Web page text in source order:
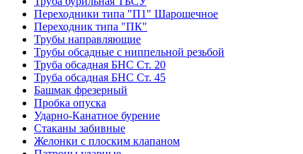
Переходники типа "П1" Шарошечное
Переходник типа "ПК"
Трубы направляющие
Трубы обсадные с ниппельной резьбой
Труба обсадная БНС Ст. 20
Труба обсадная БНС Ст. 45
Башмак фрезерный
Пробка опуска
Ударно-Канатное бурение
Стаканы забивные
Желонки с плоским клапаном